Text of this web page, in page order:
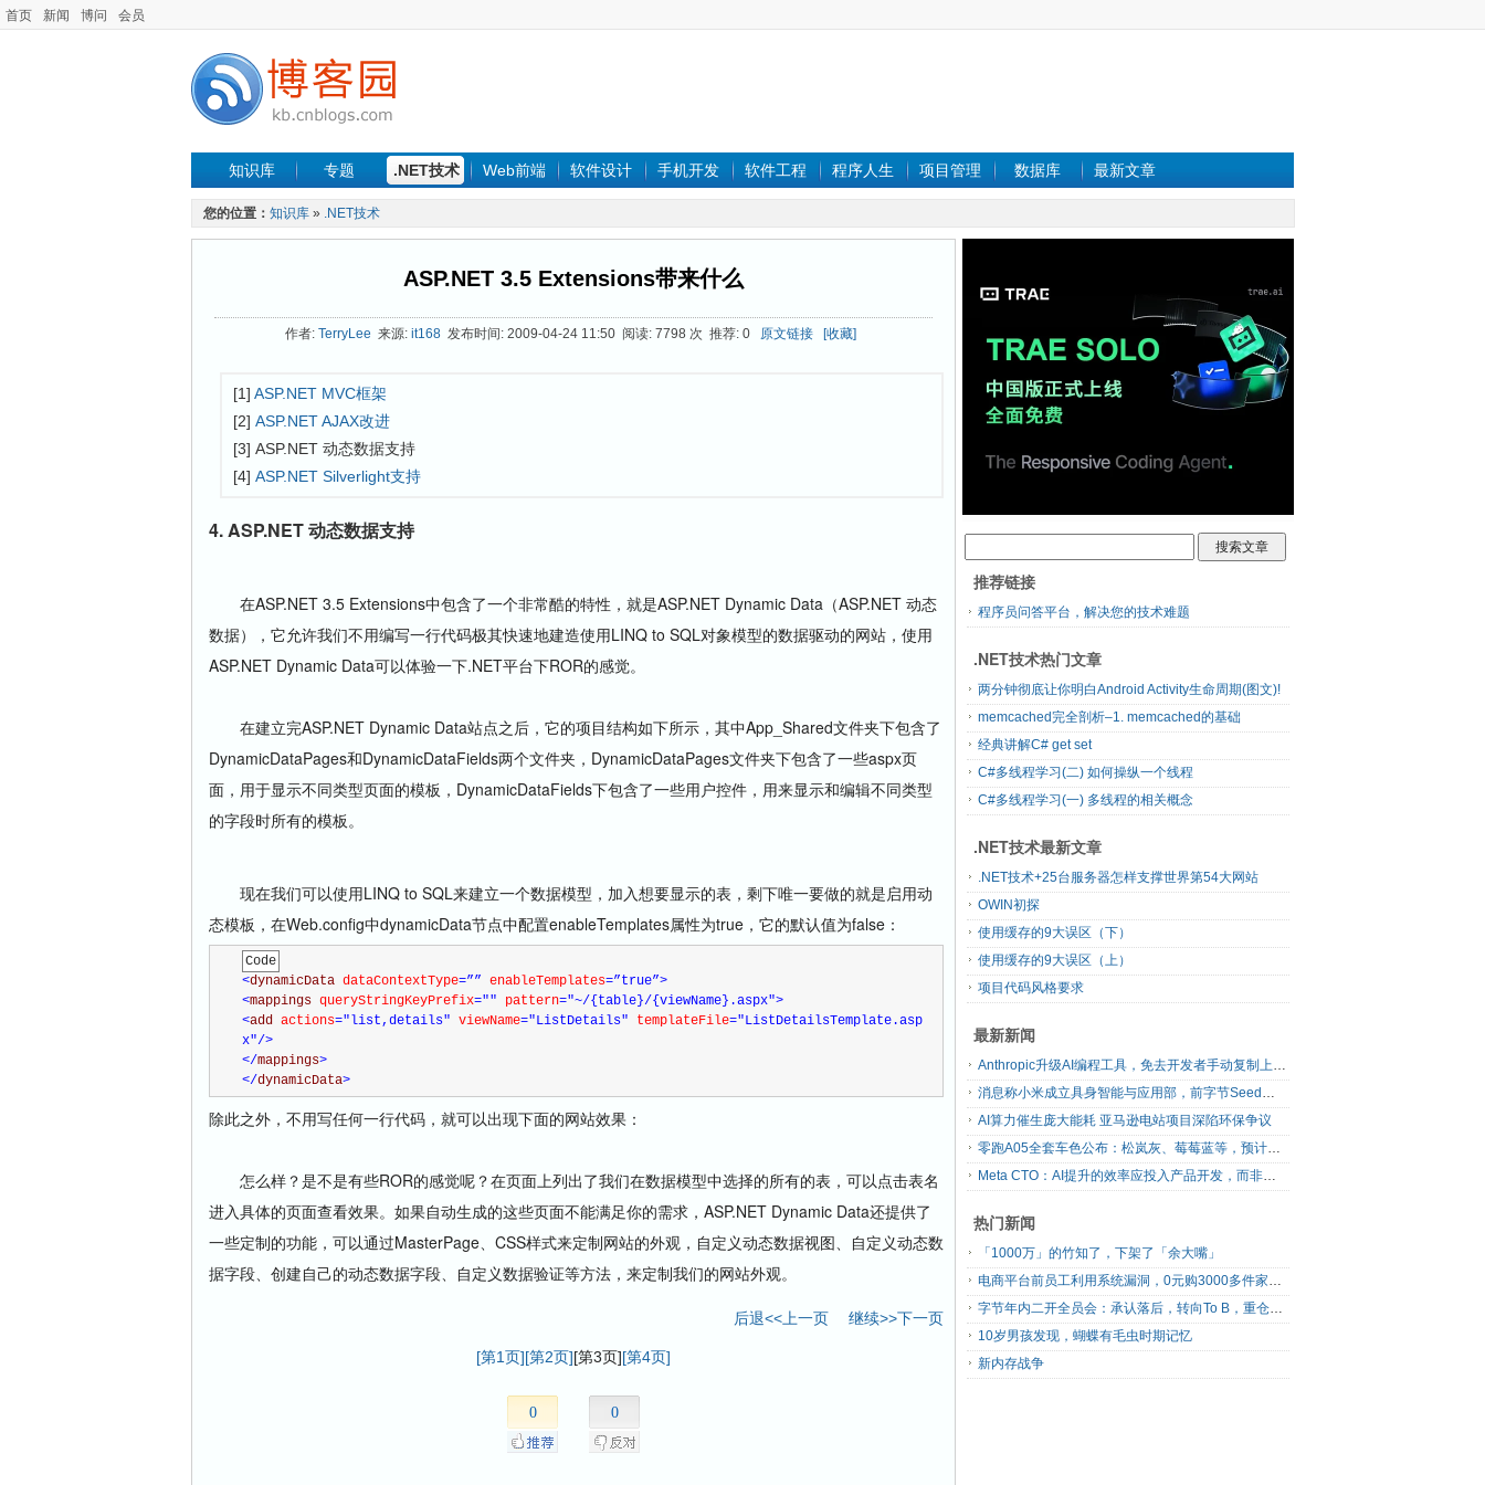
首页 新闻 博问 会员
知识库 专题 .NET技术 Web前端 软件设计 手机开发 软件工程 程序人生 项目管理 数据库 最新文章
您的位置： 知识库 » .NET技术
ASP.NET 3.5 Extensions带来什么
作者: TerryLee 来源: it168发布时间: 2009-04-24 11:50 阅读: 7798 次 推荐: 0 原文链接 [收藏]
[1] ASP.NET MVC框架
[2] ASP.NET AJAX改进
[3] ASP.NET 动态数据支持
[4] ASP.NET Silverlight支持
4. ASP.NET 动态数据支持
在ASP.NET 3.5 Extensions中包含了一个非常酷的特性，就是ASP.NET Dynamic Data（ASP.NET 动态
数据），它允许我们不用编写一行代码极其快速地建造使用LINQ to SQL对象模型的数据驱动的网站，使用
ASP.NET Dynamic Data可以体验一下.NET平台下ROR的感觉。
在建立完ASP.NET Dynamic Data站点之后，它的项目结构如下所示，其中App_Shared文件夹下包含了
DynamicDataPages和DynamicDataFields两个文件夹，DynamicDataPages文件夹下包含了一些aspx页
面，用于显示不同类型页面的模板，DynamicDataFields下包含了一些用户控件，用来显示和编辑不同类型
的字段时所有的模板。
现在我们可以使用LINQ to SQL来建立一个数据模型，加入想要显示的表，剩下唯一要做的就是启用动
态模板，在Web.config中dynamicData节点中配置enableTemplates属性为true，它的默认值为false：
Code
<dynamicData dataContextType=”” enableTemplates=”true”>
<mappings queryStringKeyPrefix="" pattern="~/{table}/{viewName}.aspx">
<add actions="list,details" viewName="ListDetails" templateFile="ListDetailsTemplate.asp
x"/>
</mappings>
</dynamicData>
除此之外，不用写任何一行代码，就可以出现下面的网站效果：
怎么样？是不是有些ROR的感觉呢？在页面上列出了我们在数据模型中选择的所有的表，可以点击表名
进入具体的页面查看效果。如果自动生成的这些页面不能满足你的需求，ASP.NET Dynamic Data还提供了
一些定制的功能，可以通过MasterPage、CSS样式来定制网站的外观，自定义动态数据视图、自定义动态数
据字段、创建自己的动态数据字段、自定义数据验证等方法，来定制我们的网站外观。
后退<<上一页 继续>>下一页
[第1页][第2页][第3页][第4页]
0 0
推荐链接
程序员问答平台，解决您的技术难题
.NET技术热门文章
两分钟彻底让你明白Android Activity生命周期(图文)!
memcached完全剖析–1. memcached的基础
经典讲解C# get set
C#多线程学习(二) 如何操纵一个线程
C#多线程学习(一) 多线程的相关概念
.NET技术最新文章
.NET技术+25台服务器怎样支撑世界第54大网站
OWIN初探
使用缓存的9大误区（下）
使用缓存的9大误区（上）
项目代码风格要求
最新新闻
Anthropic升级AI编程工具，免去开发者手动复制上下文
消息称小米成立具身智能与应用部，前字节Seed孔涛挂帅
AI算力催生庞大能耗 亚马逊电站项目深陷环保争议
零跑A05全套车色公布：松岚灰、莓莓蓝等，预计明日上市
Meta CTO：AI提升的效率应投入产品开发，而非增加休假
热门新闻
「1000万」的竹知了，下架了「余大嘴」
电商平台前员工利用系统漏洞，0元购3000多件家电！
字节年内二开全员会：承认落后，转向To B，重仓年轻人
10岁男孩发现，蝴蝶有毛虫时期记忆
新内存战争